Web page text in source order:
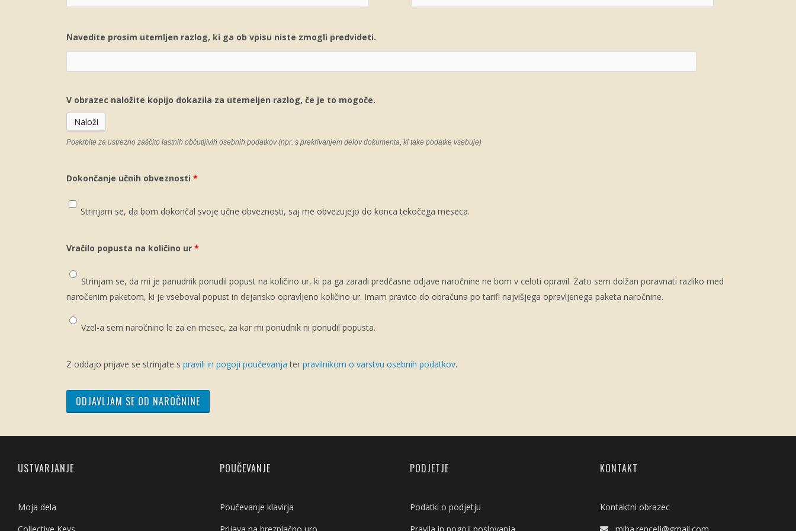
Navedite prosim utemljen razlog, ki ga ob vpisu niste zmogli predvideti.
V obrazec naložite kopijo dokazila za utemeljen razlog, če je to mogoče.
Naloži
Poskrbite za ustrezno zaščito lastnih občutljivih osebnih podatkov (npr. s prekrivanjem delov dokumenta, ki take podatke vsebuje)
Dokončanje učnih obveznosti *
Strinjam se, da bom dokončal svoje učne obveznosti, saj me obvezujejo do konca tekočega meseca.
Vračilo popusta na količino ur *
Strinjam se, da mi je panudnik ponudil popust na količino ur, ki pa ga zaradi predčasne odjave naročnine ne bom v celoti opravil. Zato sem dolžan poravnati razliko med
naročenim paketom, ki je vseboval popust in dejansko opravljeno količino ur. Imam pravico do obračuna po tarifi najvišjega opravljenega paketa naročnine.
Vzel-a sem naročnino le za en mesec, za kar mi ponudnik ni ponudil popusta.
Z oddajo prijave se strinjate s pravili in pogoji poučevanja ter pravilnikom o varstvu osebnih podatkov.
USTVARJANJE
Moja dela
POUČEVANJE
Poučevanje klavirja
PODJETJE
Podatki o podjetju
KONTAKT
Kontaktni obrazec